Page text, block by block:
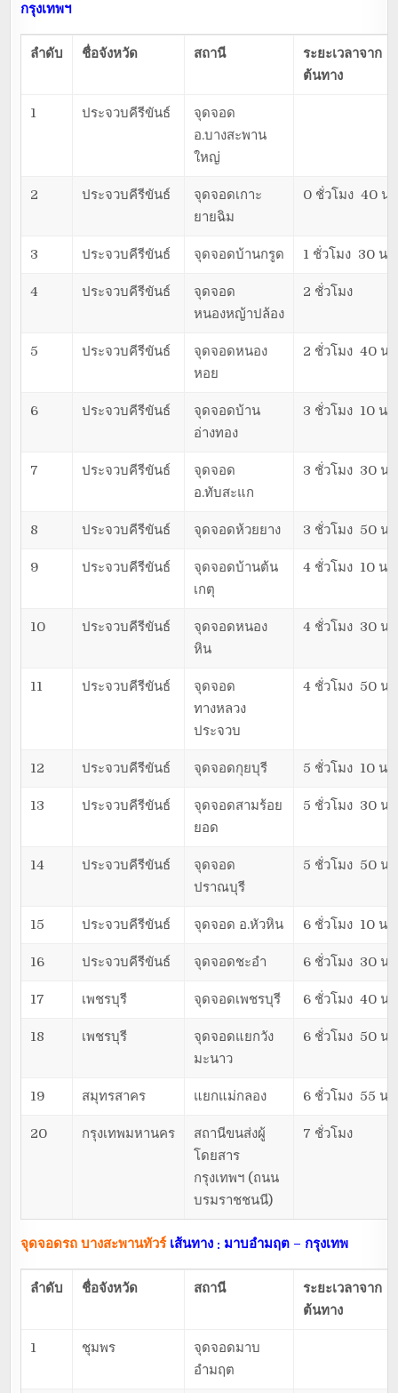
กรุงเทพฯ
ลำดับ ชื่อจังหวัด สถานี
ระยะเวลาจาก
ต้นทาง
1 ประจวบคีรีขันธ์
จุดจอด
อ.บางสะพาน
ใหญ่
2 ประจวบคีรีขันธ์
จุดจอดเกาะ
ยายฉิม
0 ชั่วโมง 40 น
3 ประจวบคีรีขันธ์ จุดจอดบ้านกรูด 1 ชั่วโมง 30 น
4 ประจวบคีรีขันธ์
จุดจอด
หนองหญ้าปล้อง
2 ชั่วโมง
5 ประจวบคีรีขันธ์
จุดจอดหนอง
หอย
2 ชั่วโมง 40 น
6 ประจวบคีรีขันธ์
จุดจอดบ้าน
อ่างทอง
3 ชั่วโมง 10 น
7 ประจวบคีรีขันธ์
จุดจอด
อ.ทับสะแก
3 ชั่วโมง 30 น
8 ประจวบคีรีขันธ์ จุดจอดห้วยยาง 3 ชั่วโมง 50 น
9 ประจวบคีรีขันธ์
จุดจอดบ้านต้น
เกตุ
4 ชั่วโมง 10 นา
10 ประจวบคีรีขันธ์
จุดจอดหนอง
หิน
4 ชั่วโมง 30 น
11 ประจวบคีรีขันธ์
จุดจอด
ทางหลวง
ประจวบ
4 ชั่วโมง 50 น
12 ประจวบคีรีขันธ์ จุดจอดกุยบุรี 5 ชั่วโมง 10 น
13 ประจวบคีรีขันธ์
จุดจอดสามร้อย
ยอด
5 ชั่วโมง 30 น
14 ประจวบคีรีขันธ์
จุดจอด
ปราณบุรี
5 ชั่วโมง 50 น
15 ประจวบคีรีขันธ์ จุดจอด อ.หัวหิน 6 ชั่วโมง 10 น
16 ประจวบคีรีขันธ์ จุดจอดชะอำ 6 ชั่วโมง 30 น
17 เพชรบุรี จุดจอดเพชรบุรี 6 ชั่วโมง 40 น
18 เพชรบุรี
จุดจอดแยกวัง
มะนาว
6 ชั่วโมง 50 น
19 สมุทรสาคร แยกแม่กลอง 6 ชั่วโมง 55 น
20 กรุงเทพมหานคร
สถานีขนส่งผู้
โดยสาร
กรุงเทพฯ (ถนน
บรมราชชนนี)
7 ชั่วโมง
จุดจอดรถ บางสะพานทัวร์เส้นทาง : มาบอำมฤต – กรุงเทพ
ลำดับ ชื่อจังหวัด สถานี
ระยะเวลาจาก
ต้นทาง
1 ชุมพร
จุดจอดมาบ
อำมฤต